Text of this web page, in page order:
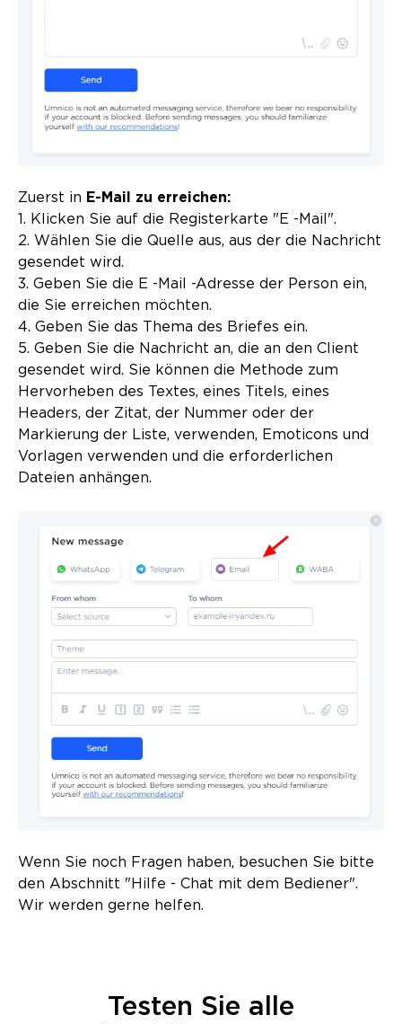
Zuerst in E-Mail zu erreichen:
1. Klicken Sie auf die Registerkarte "E -Mail".
2. Wählen Sie die Quelle aus, aus der die Nachricht
gesendet wird.
3. Geben Sie die E -Mail -Adresse der Person ein,
die Sie erreichen möchten.
4. Geben Sie das Thema des Briefes ein.
5. Geben Sie die Nachricht an, die an den Client
gesendet wird. Sie können die Methode zum
Hervorheben des Textes, eines Titels, eines
Headers, der Zitat, der Nummer oder der
Markierung der Liste, verwenden, Emoticons und
Vorlagen verwenden und die erforderlichen
Dateien anhängen.
Wenn Sie noch Fragen haben, besuchen Sie bitte
den Abschnitt "Hilfe - Chat mit dem Bediener".
Wir werden gerne helfen.
Testen Sie alle